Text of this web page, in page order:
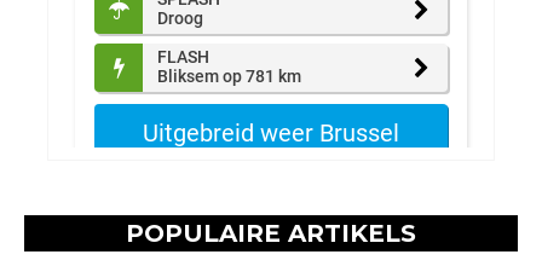
POPULAIRE ARTIKELS